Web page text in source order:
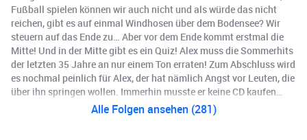
Fußball spielen können wir auch nicht und als würde das nicht
reichen, gibt es auf einmal Windhosen über dem Bodensee? Wir
steuern auf das Ende zu… Aber vor dem Ende kommt erstmal die
Mitte! Und in der Mitte gibt es ein Quiz! Alex muss die Sommerhits
der letzten 35 Jahre an nur einem Ton erraten! Zum Abschluss wird
es nochmal peinlich für Alex, der hat nämlich Angst vor Leuten, die
über ihn springen wollen. Immerhin musste er keine CD kaufen…
Alle Folgen ansehen (281)